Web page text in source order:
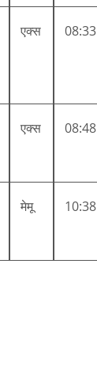
एक्स 08:33
एक्स 08:48
मेमू 10:38